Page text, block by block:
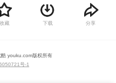
界的考验，幽助终于重回自己的身
界侦探。
收藏 下载 分享
酷 youku.com版权所有
号-1